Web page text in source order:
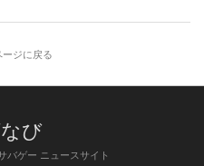
ージに戻る
バゲー ニュースサイト